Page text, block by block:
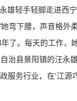
雄轻手轻脚走进西
弯下腰，声音格
了。每天的工作，
治县景阳镇的汪永
服务行业，在‘江